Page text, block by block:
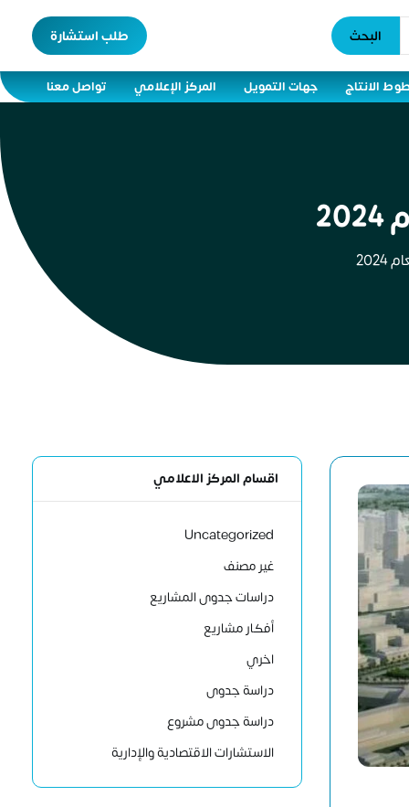
البحث طلب استشارة
الانتاج جهات التمويل المركز الإعلامي تواصل معنا
اقسام المركز الاعلامي
Uncategorized
غير مصنف
دراسات جدوى المشاريع
أفكار مشاريع
اخري
دراسة جدوى
دراسة جدوى مشروع
الاستشارات الاقتصادية والإدارية